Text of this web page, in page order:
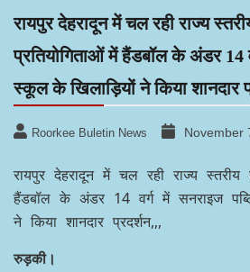
रायपुर देहरादून में चल रही राज्य
प्रतियोगिताओं में हैंडबॉल के अंडर 14
स्कूल के खिलाड़ियों ने किया शानदार
Roorkee Buletin News November
रायपुर देहरादून में चल रही राज्य
हैंडबॉल के अंडर 14 वर्ग में सनराइज
ने किया शानदार प्रदर्शन,,,
रुड़की।